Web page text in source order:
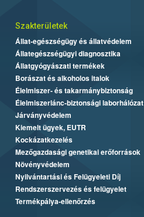
Szakterületek
Állat-egészségügy és állatvédelem
Állategészségügyi diagnosztika
Állatgyógyászati termékek
Borászat és alkoholos italok
Élelmiszer- és takarmánybiztonság
Élelmiszerlánc-biztonsági laborhálózat
Járványvédelem
Kiemelt ügyek, EUTR
Kockázatkezelés
Mezőgazdasági genetikai erőforrások
Növényvédelem
Nyilvántartási és Felügyeleti Díj
Rendszerszervezés és felügyelet
Termékpálya-ellenőrzés